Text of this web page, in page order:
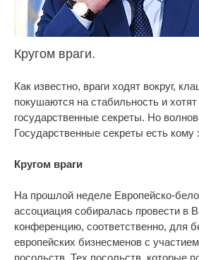
Кругом враги.
Как известно, враги ходят вокруг,
покушаются на стабильность и
государственные секреты. Но
Государственные секреты есть кому
Кругом враги
На прошлой неделе Европейско-
ассоциация собиралась провести в
конференцию, соответственно, для
европейских бизнесменов с
посольств. Тех посольств, которые